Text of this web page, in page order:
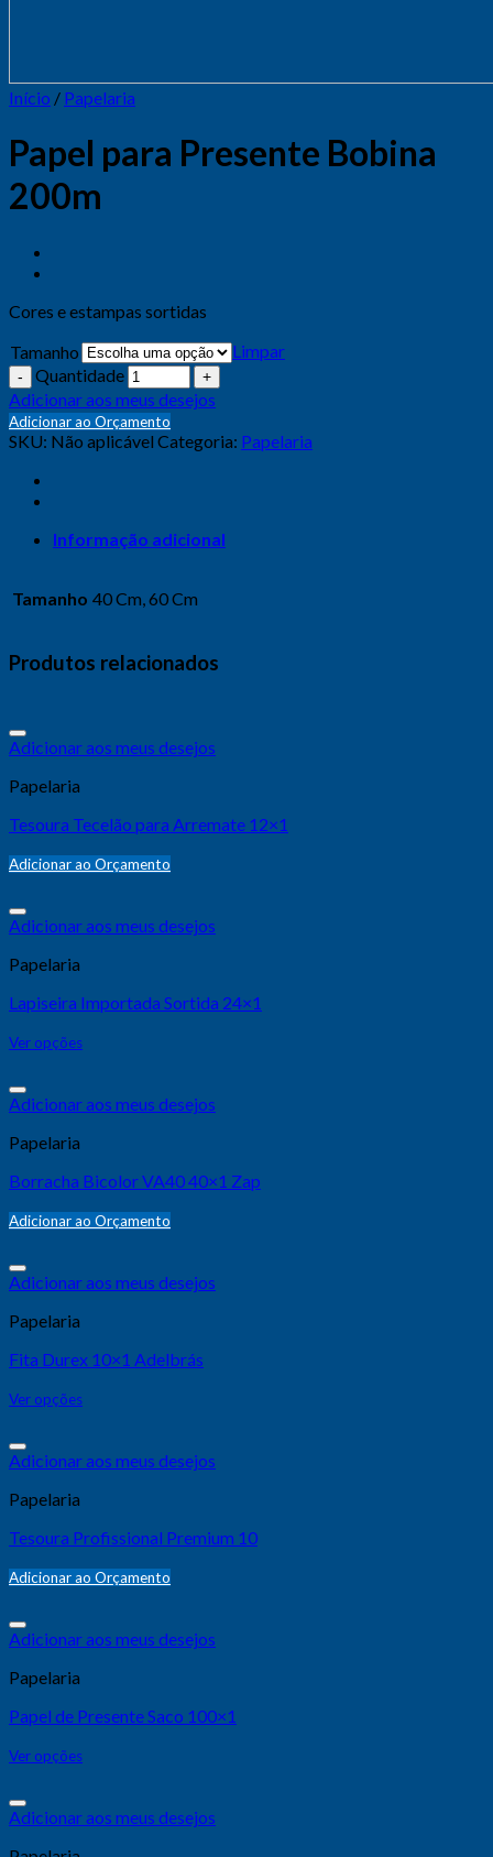
Início / Papelaria
Papel para Presente Bobina
200m
Cores e estampas sortidas
Tamanho
Limpar
Quantidade
Adicionar aos meus desejos
Adicionar ao Orçamento
SKU: Não aplicável Categoria: Papelaria
Informação adicional
Tamanho 40 Cm, 60 Cm
Produtos relacionados
Adicionar aos meus desejos
Papelaria
Tesoura Tecelão para Arremate 12×1
Adicionar ao Orçamento
Adicionar aos meus desejos
Papelaria
Lapiseira Importada Sortida 24×1
Ver opções
Adicionar aos meus desejos
Papelaria
Borracha Bicolor VA40 40×1 Zap
Adicionar ao Orçamento
Adicionar aos meus desejos
Papelaria
Fita Durex 10×1 Adelbrás
Ver opções
Adicionar aos meus desejos
Papelaria
Tesoura Profissional Premium 10
Adicionar ao Orçamento
Adicionar aos meus desejos
Papelaria
Papel de Presente Saco 100×1
Ver opções
Adicionar aos meus desejos